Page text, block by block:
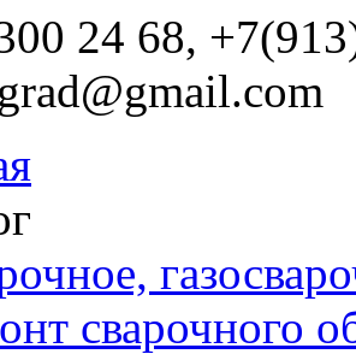
24 68,
сварочного